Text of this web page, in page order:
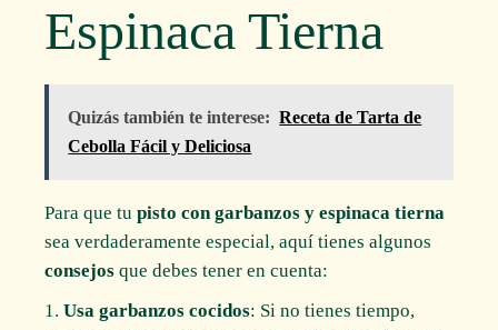
Espinaca Tierna
Quizás también te interese: Receta de Tarta de
Cebolla Fácil y Deliciosa
Para que tupisto con garbanzos y espinaca tierna
sea verdaderamente especial, aquí tienes algunos
consejos que debes tener en cuenta:
Usa garbanzos cocidos: Si no tienes tiempo,